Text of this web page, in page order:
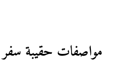
مواصفات حقيبة